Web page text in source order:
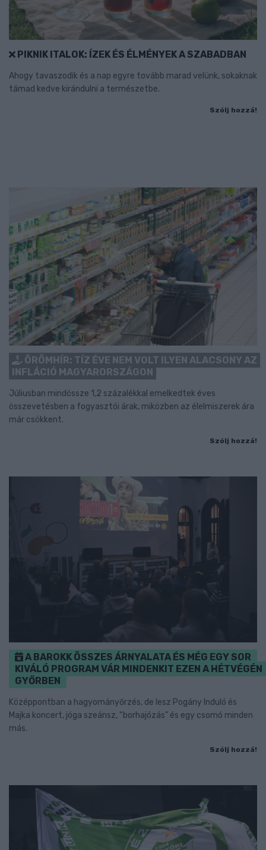
PIKNIK ITALOK: ÍZEK ÉS ÉLMÉNYEK A SZABADBAN
Ahogy tavaszodik és a nap egyre tovább marad velünk, sokaknak
támad kedve kirándulni a természetbe.
Szólj hozzá!
ÖRÖMHÍR: TÍZ ÉVE NEM VOLT ILYEN ALACSONY AZ
INFLÁCIÓ MAGYARORSZÁGON
Júliusban mindössze 1,2 százalékkal emelkedtek éves
összevetésben a fogyasztói árak, miközben az élelmiszerek ára
már csökkent.
Szólj hozzá!
A BAROKK ÖSSZES ÁRNYALATA ÉS MÉG EGY SOR
KIVÁLÓ PROGRAM VÁR MINDENKIT EZEN A HÉTVÉGÉN
GYŐRBEN
Középpontban a hagyományőrzés, de lesz Pogány Induló és
Majka koncert, jóga szeánsz, “borhajózás” és egy csomó minden
más.
Szólj hozzá!